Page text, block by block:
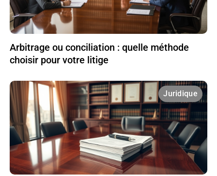
Arbitrage ou conciliation : quelle méthode
choisir pour votre litige
Juridique